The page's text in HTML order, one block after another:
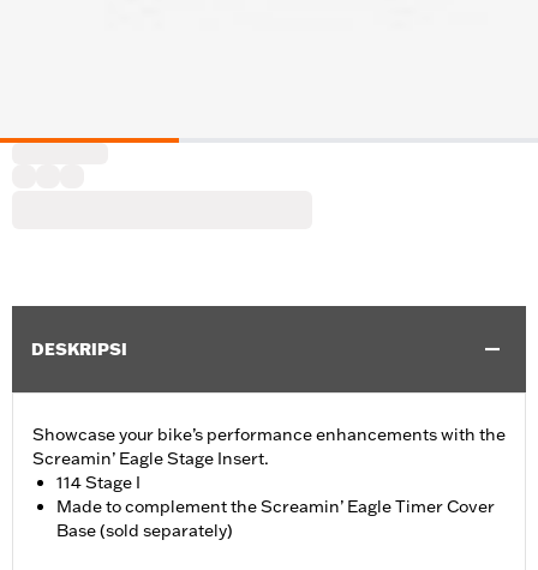
DESKRIPSI
Showcase your bike’s performance enhancements with the
Screamin’ Eagle Stage Insert.
114 Stage I
Made to complement the Screamin’ Eagle Timer Cover
Base (sold separately)